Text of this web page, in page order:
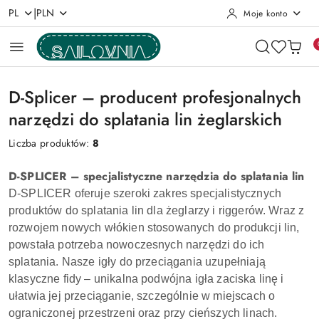
Przejdź do treści głównej
Przejdź do wyszukiwarki
Przejdź do moje konto
Przejdź do menu głównego
Przejdź do stopki
PL |PLN Moje konto
D-Splicer – producent profesjonalnych
narzędzi do splatania lin żeglarskich
Liczba produktów:8
D-SPLICER – specjalistyczne narzędzia do splatania lin
D-SPLICER oferuje szeroki zakres specjalistycznych
produktów do splatania lin dla żeglarzy i riggerów. Wraz z
rozwojem nowych włókien stosowanych do produkcji lin,
powstała potrzeba nowoczesnych narzędzi do ich
splatania. Nasze igły do przeciągania uzupełniają
klasyczne fidy – unikalna podwójna igła zaciska linę i
ułatwia jej przeciąganie, szczególnie w miejscach o
ograniczonej przestrzeni oraz przy cieńszych linach.